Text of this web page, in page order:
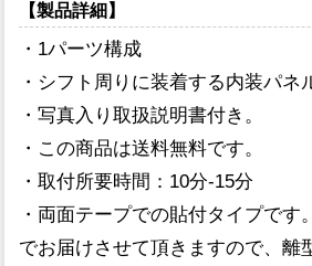
【製品詳細】
・1パーツ構成
・シフト周りに装着する内装パネ
・写真入り取扱説明書付き。
・この商品は送料無料です。
・取付所要時間：10分-15分
・両面テープでの貼付タイプです
でお届けさせて頂きますので、離